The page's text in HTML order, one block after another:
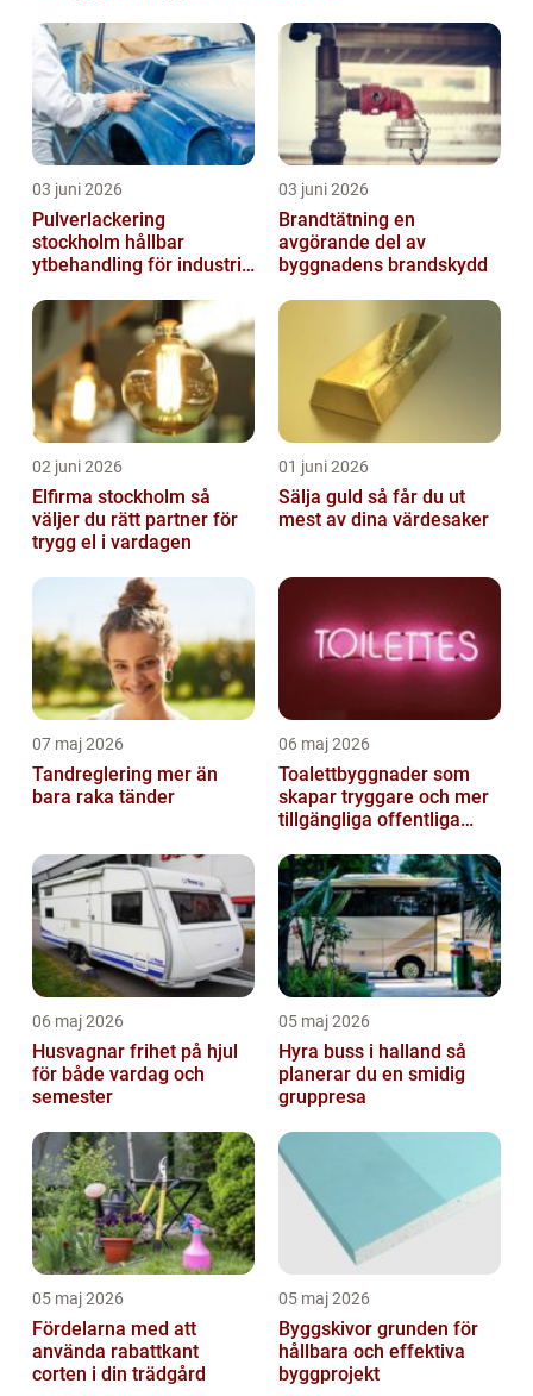
03 juni 2026
Pulverlackering
stockholm hållbar
ytbehandling för industri
03 juni 2026
Brandtätning en
avgörande del av
byggnadens brandskydd
02 juni 2026
Elfirma stockholm så
väljer du rätt partner för
trygg el i vardagen
01 juni 2026
Sälja guld så får du ut
mest av dina värdesaker
07 maj 2026
Tandreglering mer än
bara raka tänder
06 maj 2026
Toalettbyggnader som
skapar tryggare och mer
tillgängliga offentliga
06 maj 2026
Husvagnar frihet på hjul
för både vardag och
semester
05 maj 2026
Hyra buss i halland så
planerar du en smidig
gruppresa
05 maj 2026
Fördelarna med att
använda rabattkant
corten i din trädgård
05 maj 2026
Byggskivor grunden för
hållbara och effektiva
byggprojekt